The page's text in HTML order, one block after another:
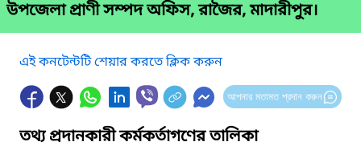
উপজেলা প্রাণী সম্পদ অফিস, রাজৈর, মাদারীপুর।
এই কনটেন্টটি শেয়ার করতে ক্লিক করুন
আপনার মতামত প্রদান করুন
তথ্য প্রদানকারী কর্মকর্তাগণের তালিকা